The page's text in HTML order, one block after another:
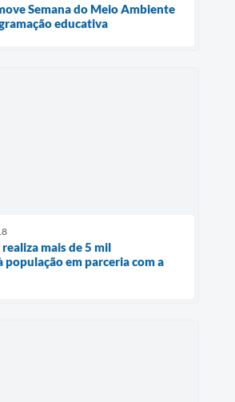
Semana do Meio Ambiente
educativa
mais de 5 mil
em parceria com a